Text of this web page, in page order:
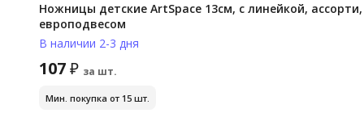
Ножницы детские ArtSpace 13см, с линейкой,
европодвесом
В наличии 2-3 дня
107₽ за шт.
Мин. покупка от 15 шт.